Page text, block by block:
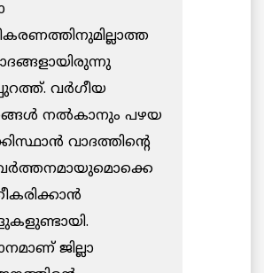
വർഗീയ
നൽകാനും പഴയ
വാദത്തിന്റെ
ജില്ലാ